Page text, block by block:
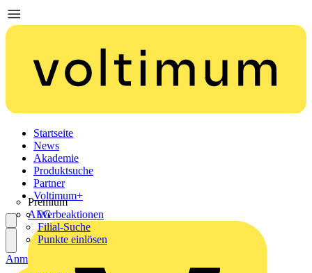
Startseite
News
Akademie
Produktsuche
Partner
Premium
AEG
Voltimum+
Werbeaktionen
Filial-Suche
Punkte einlösen
Anmelden